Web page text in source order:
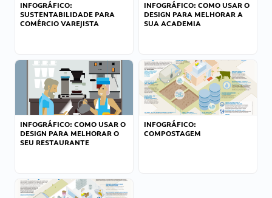
INFOGRÁFICO:
SUSTENTABILIDADE PARA
COMÉRCIO VAREJISTA
INFOGRÁFICO: COMO USAR O
DESIGN PARA MELHORAR A
SUA ACADEMIA
INFOGRÁFICO: COMO USAR O
DESIGN PARA MELHORAR O
SEU RESTAURANTE
INFOGRÁFICO:
COMPOSTAGEM